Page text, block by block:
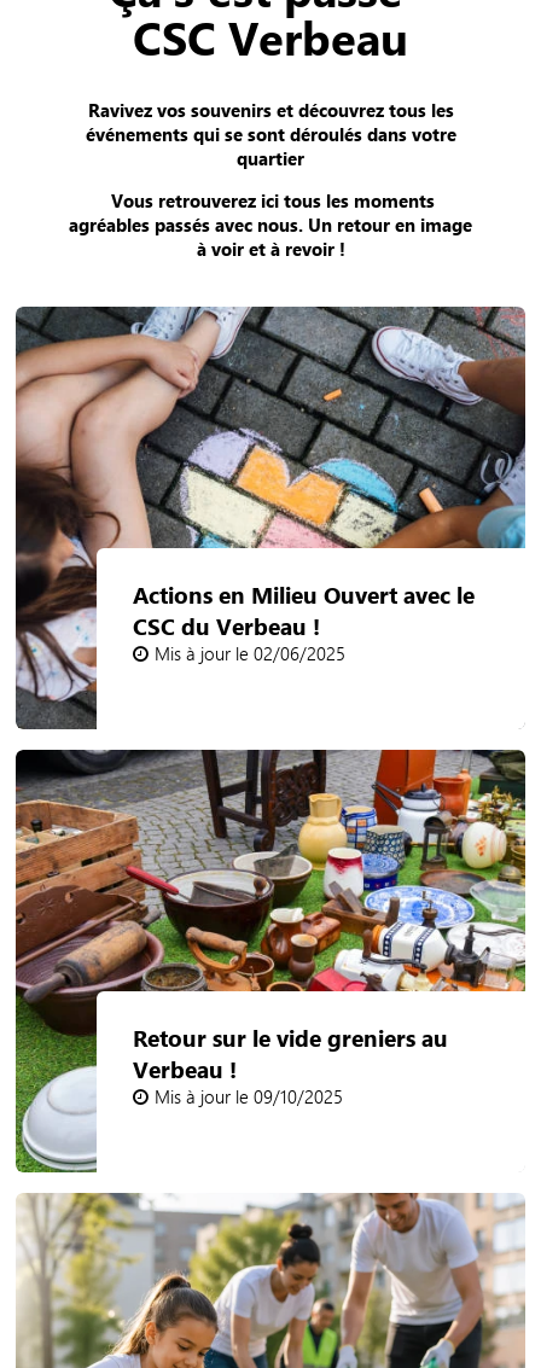
CSC Verbeau
Ravivez vos souvenirs et découvrez tous les
événements qui se sont déroulés dans votre
quartier
Vous retrouverez ici tous les moments
agréables passés avec nous. Un retour en image
à voir et à revoir !
Actions en Milieu Ouvert avec le
CSC du Verbeau !
Mis à jour le 02/06/2025
Retour sur le vide greniers au
Verbeau !
Mis à jour le 09/10/2025